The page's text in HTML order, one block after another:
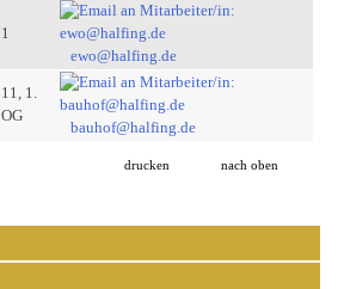
1
ewo@halfing.de
11, 1.
OG
bauhof@halfing.de
drucken nach oben